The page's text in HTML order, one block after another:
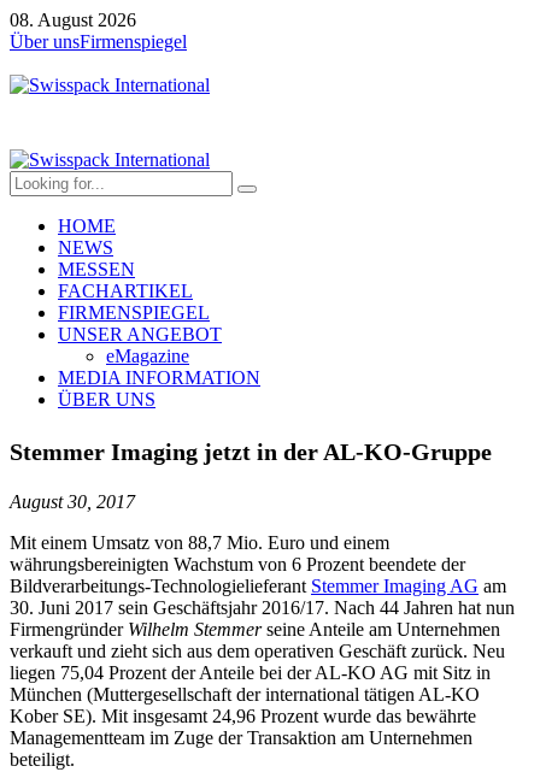
08. August 2026
Über unsFirmenspiegel
HOME
NEWS
MESSEN
FACHARTIKEL
FIRMENSPIEGEL
UNSER ANGEBOT
eMagazine
MEDIA INFORMATION
ÜBER UNS
Stemmer Imaging jetzt in der AL-KO-Gruppe
August 30, 2017
Mit einem Umsatz von 88,7 Mio. Euro und einem
währungsbereinigten Wachstum von 6 Prozent beendete der
Bildverarbeitungs-Technologielieferant Stemmer Imaging AG am
30. Juni 2017 sein Geschäftsjahr 2016/17. Nach 44 Jahren hat nun
Firmengründer Wilhelm Stemmerseine Anteile am Unternehmen
verkauft und zieht sich aus dem operativen Geschäft zurück. Neu
liegen 75,04 Prozent der Anteile bei der AL-KO AG mit Sitz in
München (Muttergesellschaft der international tätigen AL-KO
Kober SE). Mit insgesamt 24,96 Prozent wurde das bewährte
Managementteam im Zuge der Transaktion am Unternehmen
beteiligt.